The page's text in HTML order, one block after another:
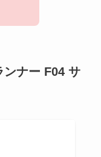
ナー F04 サ